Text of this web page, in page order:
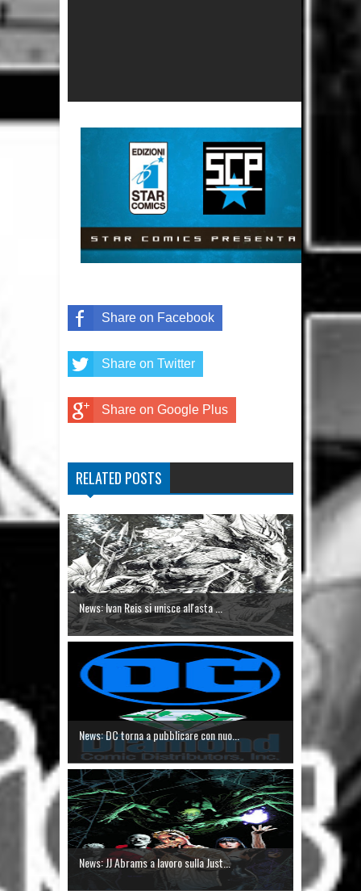
Share on Facebook
Share on Twitter
Share on Google Plus
RELATED POSTS
News: Ivan Reis si unisce all'asta ...
News: DC torna a pubblicare con nuo...
News: JJ Abrams a lavoro sulla Just...